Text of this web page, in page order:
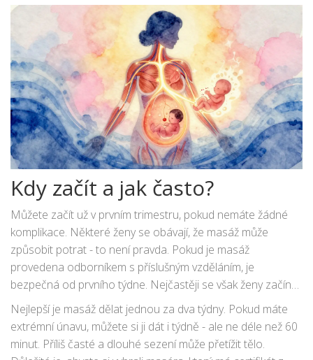
spánku po šesti týdnech.
Kdy začít a jak často?
Můžete začít už v prvním trimestru, pokud nemáte žádné
komplikace. Některé ženy se obávají, že masáž může
způsobit potrat - to není pravda. Pokud je masáž
provedena odborníkem s příslušným vzděláním, je
bezpečná od prvního týdne. Nejčastěji se však ženy začínají
vracet k masáži ve druhém trimestru, kdy únavu cítí
nejintenzivněji.
Nejlepší je masáž dělat jednou za dva týdny. Pokud máte
extrémní únavu, můžete si ji dát i týdně - ale ne déle než 60
minut. Příliš časté a dlouhé sezení může přetížit tělo.